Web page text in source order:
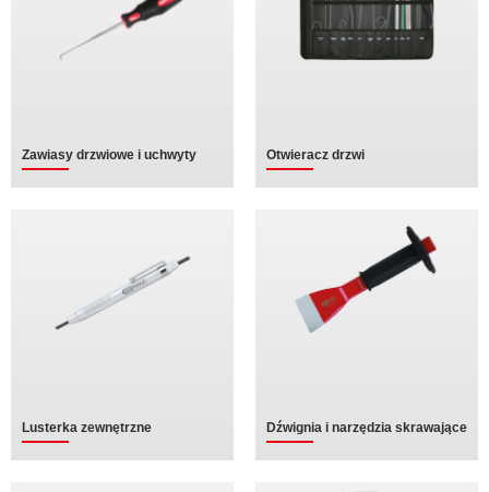
Zawiasy drzwiowe i uchwyty Otwieracz drzwi
Lusterka zewnętrzne Dźwignia i narzędzia skrawające